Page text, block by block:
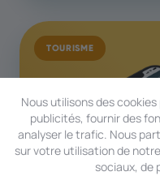
TOURISME
Nous utilisons des
publicités, fournir des
analyser le trafic. Nous
sur votre utilisation de
sociaux, de